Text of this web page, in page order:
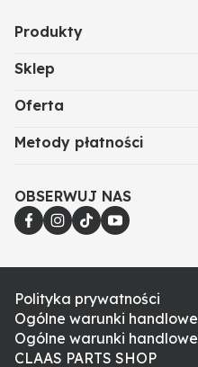
Produkty
Sklep
Oferta
Metody płatności
OBSERWUJ NAS
Polityka prywatności
Ogólne warunki handlowe
Ogólne warunki handlowe
CLAAS PARTS SHOP